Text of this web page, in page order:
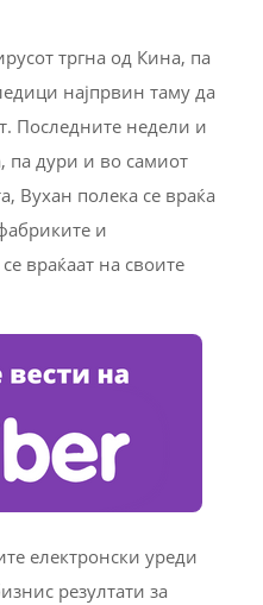
тргна од Кина, па
најпрвин таму да
Последните недели и
па дури и во самиот
Вухан полека се враќа
и
враќаат на своите
електронски уреди
резултати за